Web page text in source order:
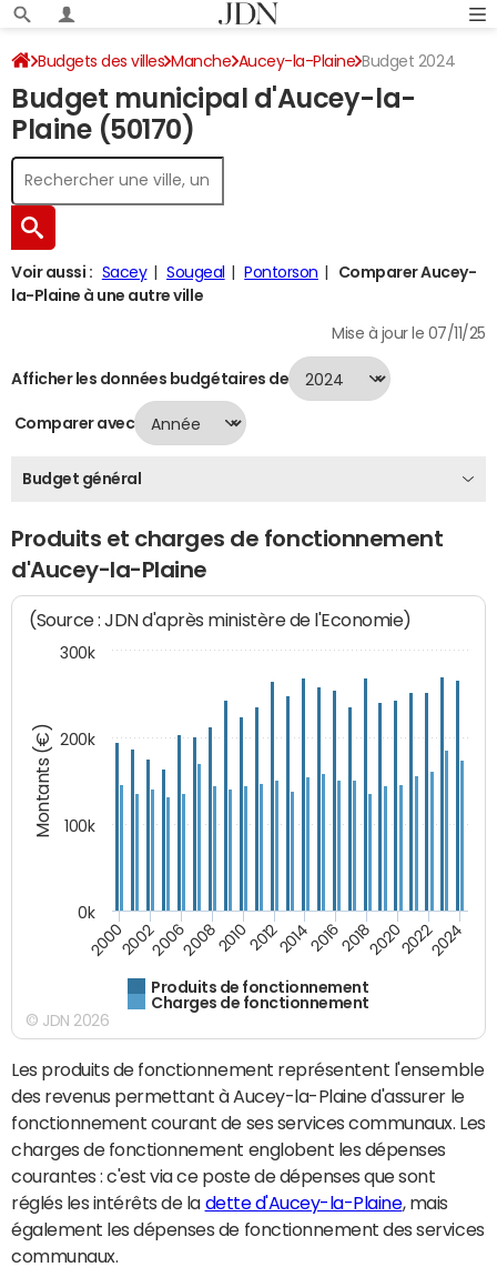
Budgets des villes Manche Aucey-la-Plaine Budget 2024
Budget municipal d'Aucey-la-
Plaine (50170)
Voir aussi : Sacey Sougeal Pontorson
Comparer Aucey-
la-Plaine à une autre ville
Mise à jour le 07/11/25
Afficher les données budgétaires de
Comparer avec
Budget général
Produits et charges de fonctionnement
d'Aucey-la-Plaine
Montants (€)
(Source : JDN d'après ministère de l'Economie)
Produits de fonctionnement
Charges de fonctionnement
200020022006200820102012201420162018202020222024
0k
100k
200k
300k
© JDN 2026
Les produits de fonctionnement représentent l'ensemble
des revenus permettant à Aucey-la-Plaine d'assurer le
fonctionnement courant de ses services communaux. Les
charges de fonctionnement englobent les dépenses
courantes : c'est via ce poste de dépenses que sont
réglés les intérêts de la dette d'Aucey-la-Plaine, mais
également les dépenses de fonctionnement des services
communaux.